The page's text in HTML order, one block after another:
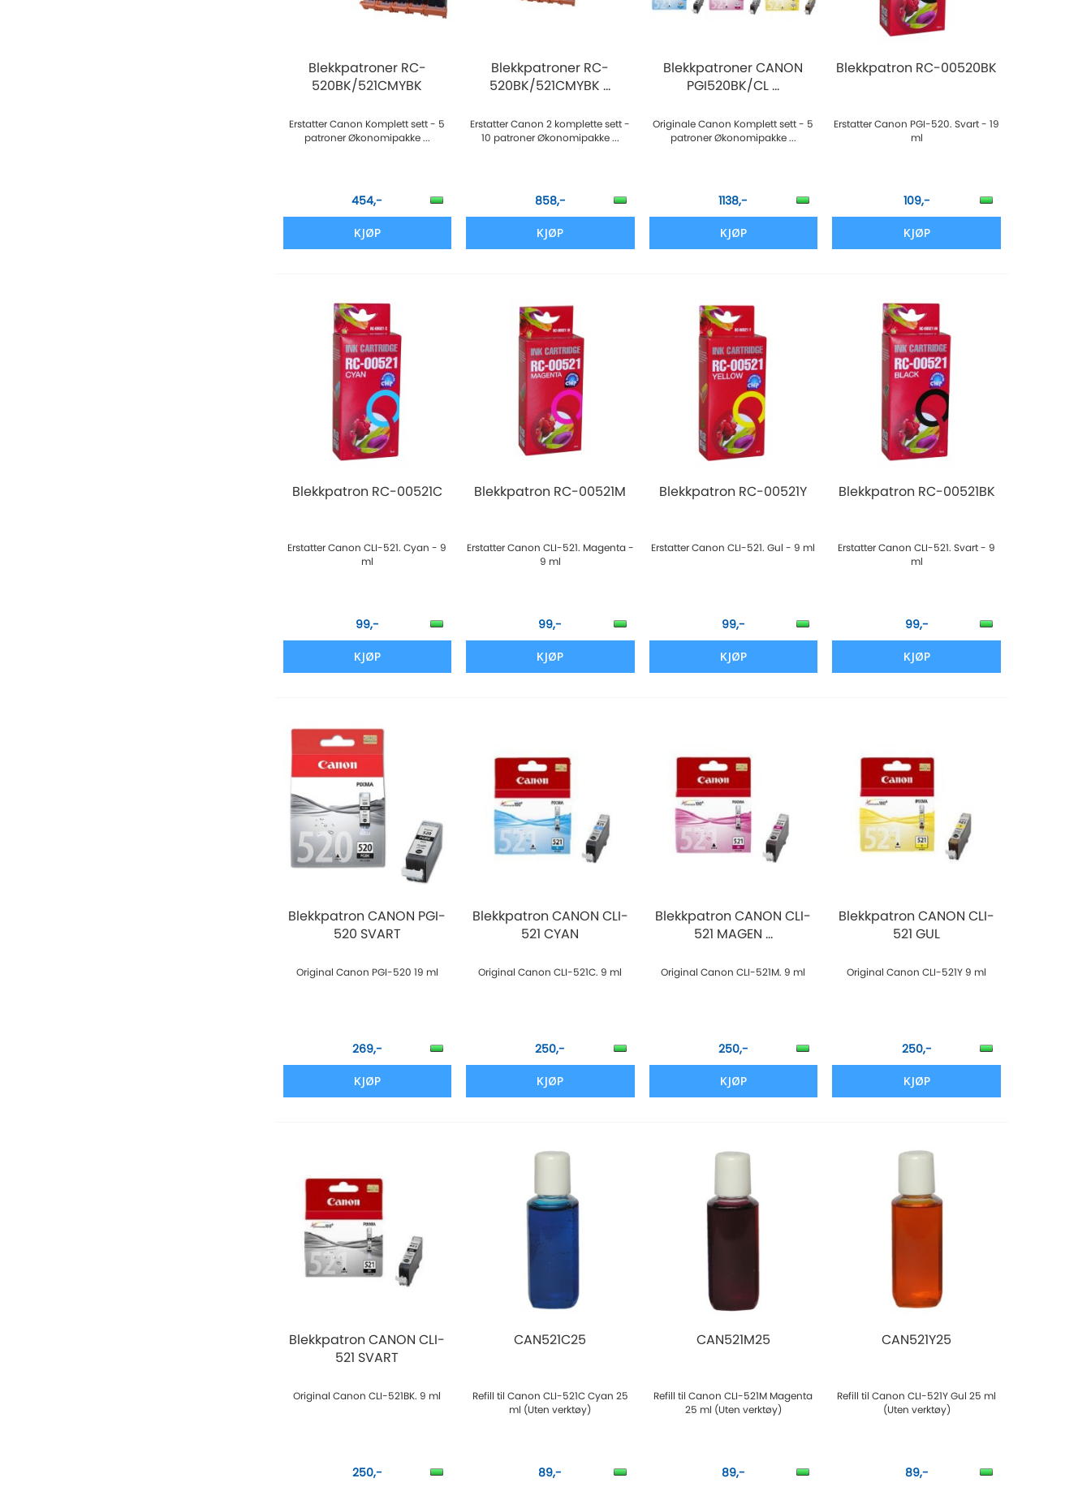
Blekkpatroner RC-
520BK/521CMYBK
Erstatter Canon Komplett sett - 5
patroner Økonomipakke ...
454,-
KJØP
Blekkpatroner RC-
520BK/521CMYBK ...
Erstatter Canon 2 komplette sett -
10 patroner Økonomipakke ...
858,-
KJØP
Blekkpatroner CANON
PGI520BK/CL ...
Originale Canon Komplett sett - 5
patroner Økonomipakke ...
1138,-
KJØP
Blekkpatron RC-00520BK
Erstatter Canon PGI-520. Svart - 19
ml
109,-
KJØP
Blekkpatron RC-00521C
Erstatter Canon CLI-521. Cyan - 9
ml
99,-
KJØP
Blekkpatron RC-00521M
Erstatter Canon CLI-521. Magenta -
9 ml
99,-
KJØP
Blekkpatron RC-00521Y
Erstatter Canon CLI-521. Gul - 9 ml
99,-
KJØP
Blekkpatron RC-00521BK
Erstatter Canon CLI-521. Svart - 9
ml
99,-
KJØP
Blekkpatron CANON PGI-
520 SVART
Original Canon PGI-520 19 ml
269,-
KJØP
Blekkpatron CANON CLI-
521 CYAN
Original Canon CLI-521C. 9 ml
250,-
KJØP
Blekkpatron CANON CLI-
521 MAGEN ...
Original Canon CLI-521M. 9 ml
250,-
KJØP
Blekkpatron CANON CLI-
521 GUL
Original Canon CLI-521Y 9 ml
250,-
KJØP
Blekkpatron CANON CLI-
521 SVART
Original Canon CLI-521BK. 9 ml
250,-
CAN521C25
Refill til Canon CLI-521C Cyan 25
ml (Uten verktøy)
89,-
CAN521M25
Refill til Canon CLI-521M Magenta
25 ml (Uten verktøy)
89,-
CAN521Y25
Refill til Canon CLI-521Y Gul 25 ml
(Uten verktøy)
89,-